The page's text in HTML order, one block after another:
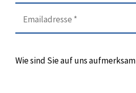
Wie sind Sie auf uns